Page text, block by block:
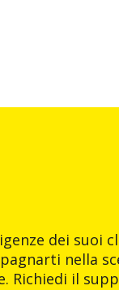
dei suoi
nella
Richiedi il